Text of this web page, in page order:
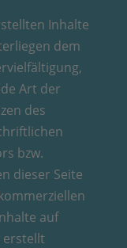
Inhalte
dem
Art der
des
bzw.
dieser Seite
auf
erstellt